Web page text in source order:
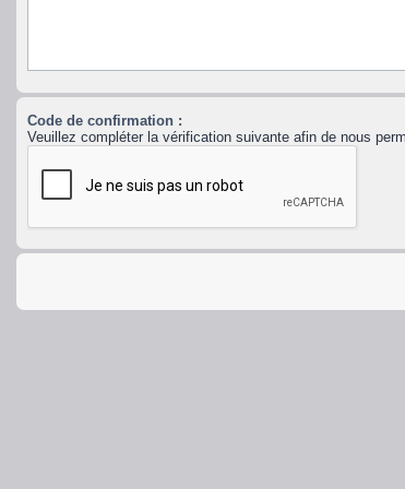
Code de confirmation :
Veuillez compléter la vérification suivante afin de nous